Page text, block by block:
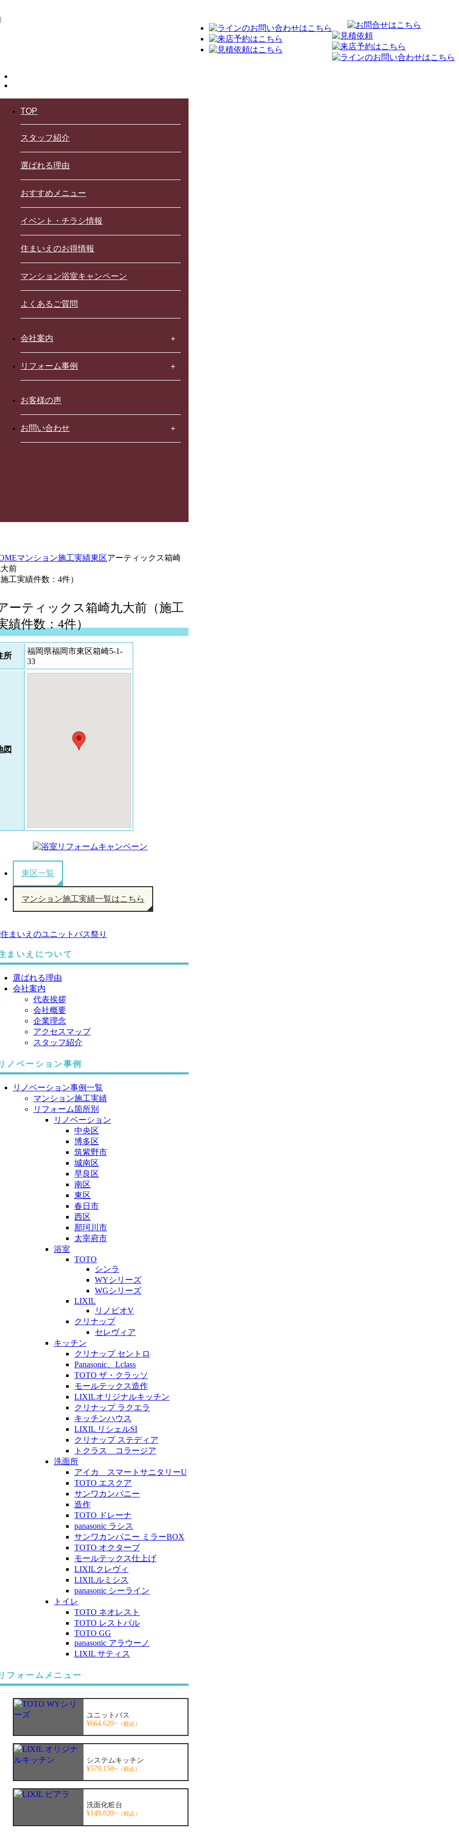
TOP
スタッフ紹介
選ばれる理由
おすすめメニュー
イベント・チラシ情報
住まいえのお得情報
マンション浴室キャンペーン
よくあるご質問
会社案内
リフォーム事例
お客様の声
お問い合わせ
マンション施工実績東区アーティックス箱崎
前
工実績件数：4件）
ーティックス箱崎九大前（施工
績件数：4件）
所
福岡県福岡市東区箱崎5-1-
33
図
東区一覧
マンション施工実績一覧はこちら
まいえについて
選ばれる理由
会社案内
代表挨拶
会社概要
企業理念
アクセスマップ
スタッフ紹介
ノベーション事例
リノベーション事例一覧
マンション施工実績
リフォーム箇所別
リノベーション
中央区
博多区
筑紫野市
城南区
早良区
南区
東区
春日市
西区
那珂川市
太宰府市
浴室
TOTO
シンラ
WYシリーズ
WGシリーズ
LIXIL
リノビオV
クリナップ
セレヴィア
キッチン
クリナップ セントロ
Panasonic、Lclass
TOTO ザ・クラッソ
モールテックス造作
LIXILオリジナルキッチン
クリナップ ラクエラ
キッチンハウス
LIXIL リシェルSI
クリナップ ステディア
トクラス コラージア
洗面所
アイカ スマートサニタリーU
TOTO エスクア
サンワカンパニー
造作
TOTO ドレーナ
panasonic ラシス
サンワカンパニー ミラーBOX
TOTO オクターブ
モールテックス仕上げ
LIXILクレヴィ
LIXILルミシス
panasonic シーライン
トイレ
TOTO ネオレスト
TOTO レストパル
TOTO GG
panasonic アラウーノ
LIXIL サティス
フォームメニュー
ユニットバス
¥664,620~ （税込）
システムキッチン
¥579,150~ （税込）
洗面化粧台
¥149,820~ （税込）